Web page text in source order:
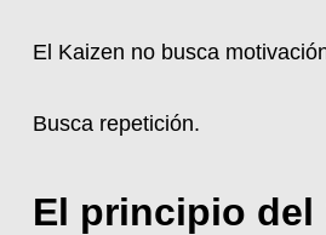
El Kaizen no busca
Busca repetición.
El principio del